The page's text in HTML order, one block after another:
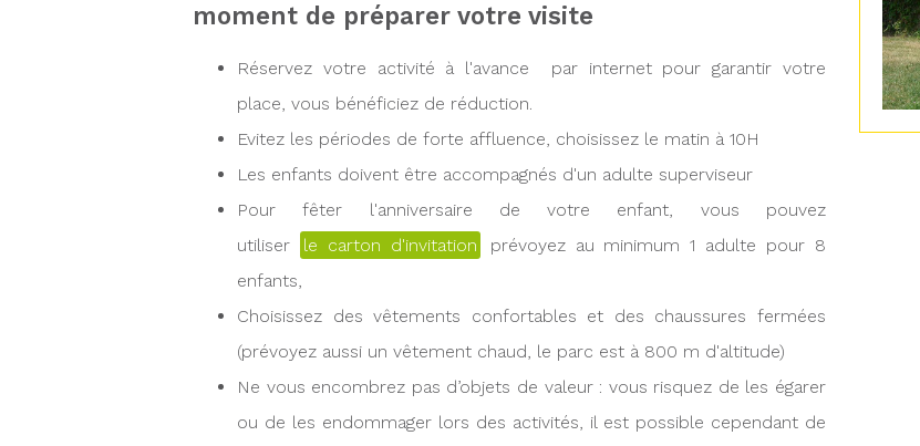
moment de préparer votre visite
Réservez votre activité à l'avance par internet pour garantir votre
place, vous bénéficiez de réduction.
Evitez les périodes de forte affluence, choisissez le matin à 10H
Les enfants doivent être accompagnés d'un adulte superviseur
Pour fêter l'anniversaire de votre enfant, vous pouvez
utiliser
le carton d'invitation
prévoyez au minimum 1 adulte pour 8
enfants,
Choisissez des vêtements confortables et des chaussures fermées
(prévoyez aussi un vêtement chaud, le parc est à 800 m d'altitude)
Ne vous encombrez pas d’objets de valeur : vous risquez de les égarer
ou de les endommager lors des activités, il est possible cependant de